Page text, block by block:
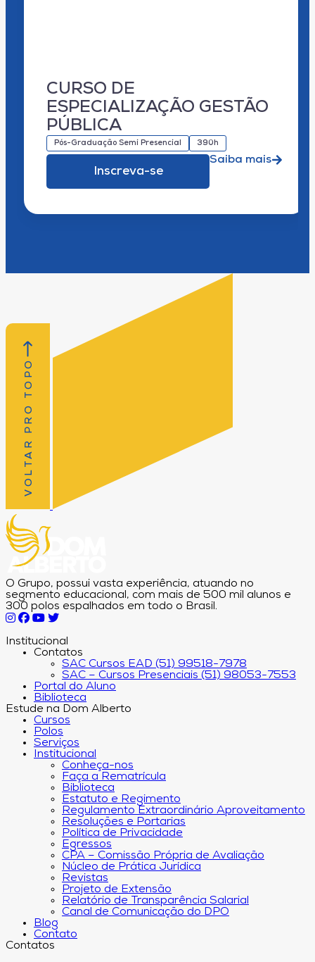
CURSO DE
ESPECIALIZAÇÃO GESTÃO
PÚBLICA
Pós-Graduação Semi Presencial 390h
Inscreva-se
Saiba mais
VOLTAR PRO TOPO
O Grupo, possui vasta experiência, atuando no
segmento educacional, com mais de 500 mil alunos e
300 polos espalhados em todo o Brasil.
Institucional
Contatos
SAC Cursos EAD (51) 99518-7978
SAC – Cursos Presenciais (51) 98053-7553
Portal do Aluno
Biblioteca
Estude na Dom Alberto
Cursos
Polos
Serviços
Institucional
Conheça-nos
Faça a Rematrícula
Biblioteca
Estatuto e Regimento
Regulamento Extraordinário Aproveitamento
Resoluções e Portarias
Política de Privacidade
Egressos
CPA – Comissão Própria de Avaliação
Núcleo de Prática Jurídica
Revistas
Projeto de Extensão
Relatório de Transparência Salarial
Canal de Comunicação do DPO
Blog
Contato
Contatos